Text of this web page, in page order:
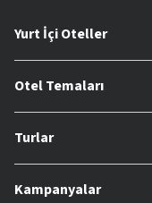
Yurt İçi Oteller
Otel Temaları
Turlar
Kampanyalar